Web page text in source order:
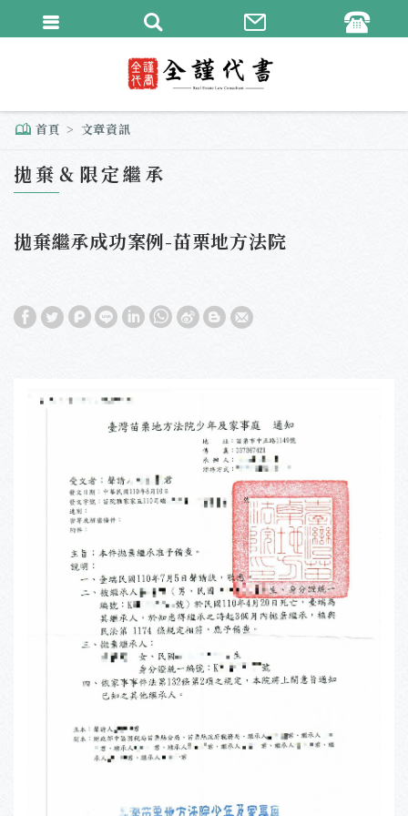
首頁 文章資訊
拋棄＆限定繼承
拋棄繼承成功案例-苗栗地方法院
繁體中文
English